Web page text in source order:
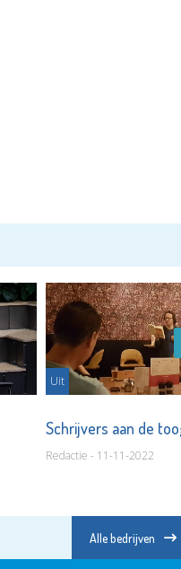
Uit
Schrijvers aan de
Redactie - 11-11-2022
Alle bedrijven